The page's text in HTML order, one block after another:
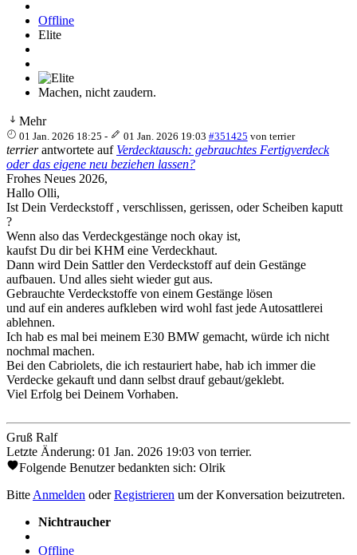
Offline
Elite
Machen, nicht zaudern.
Mehr
01 Jan. 2026 18:25 - 01 Jan. 2026 19:03 #351425 von terrier
terrierantwortete auf Verdecktausch: gebrauchtes Fertigverdeck
oder das eigene neu beziehen lassen?
Frohes Neues 2026,
Hallo Olli,
Ist Dein Verdeckstoff , verschlissen, gerissen, oder Scheiben kaputt
?
Wenn also das Verdeckgestänge noch okay ist,
kaufst Du dir bei KHM eine Verdeckhaut.
Dann wird Dein Sattler den Verdeckstoff auf dein Gestänge
aufbauen. Und alles sieht wieder gut aus.
Gebrauchte Verdeckstoffe von einem Gestänge lösen
und auf ein anderes aufkleben wird wohl fast jede Autosattlerei
ablehnen.
Ich hab es mal bei meinem E30 BMW gemacht, würde ich nicht
nochmal machen.
Bei den Cabriolets, die ich restauriert habe, hab ich immer die
Verdecke gekauft und dann selbst drauf gebaut/geklebt.
Viel Erfolg bei Deinem Vorhaben.
Gruß Ralf
Letzte Änderung: 01 Jan. 2026 19:03 von terrier.
Folgende Benutzer bedankten sich: Olrik
Bitte Anmelden oderRegistrieren um der Konversation beizutreten.
Nichtraucher
Offline